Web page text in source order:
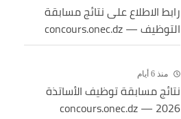
رابط الاطلاع على نتائج مسابقة
التوظيف — concours.onec.dz
منذ 6 أيام
نتائج مسابقة توظيف الأساتذة
2026 — concours.onec.dz